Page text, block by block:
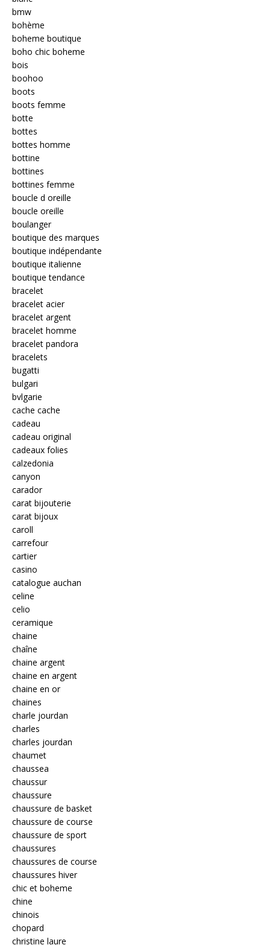
bmw
bohème
boheme boutique
boho chic boheme
bois
boohoo
boots
boots femme
botte
bottes
bottes homme
bottine
bottines
bottines femme
boucle d oreille
boucle oreille
boulanger
boutique des marques
boutique indépendante
boutique italienne
boutique tendance
bracelet
bracelet acier
bracelet argent
bracelet homme
bracelet pandora
bracelets
bugatti
bulgari
bvlgarie
cache cache
cadeau
cadeau original
cadeaux folies
calzedonia
canyon
carador
carat bijouterie
carat bijoux
caroll
carrefour
cartier
casino
catalogue auchan
celine
celio
ceramique
chaine
chaîne
chaine argent
chaine en argent
chaine en or
chaines
charle jourdan
charles
charles jourdan
chaumet
chaussea
chaussur
chaussure
chaussure de basket
chaussure de course
chaussure de sport
chaussures
chaussures de course
chaussures hiver
chic et boheme
chine
chinois
chopard
christine laure